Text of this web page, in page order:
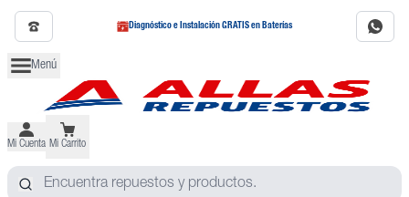
Diagnóstico e Instalación GRATIS en Baterías
Menú
Mi Cuenta Mi Carrito